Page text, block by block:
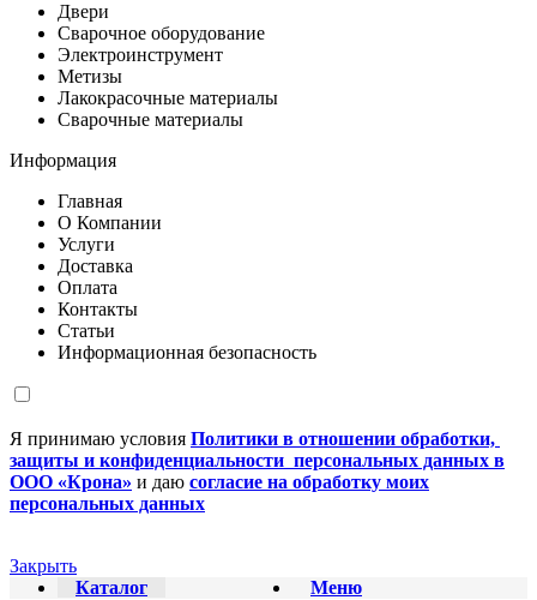
Двери
Сварочное оборудование
Электроинструмент
Метизы
Лакокрасочные материалы
Сварочные материалы
Информация
Главная
О Компании
Услуги
Доставка
Оплата
Контакты
Статьи
Информационная безопасность
Я принимаю условия Политики в отношении обработки,
защиты и конфиденциальности персональных данных в
ООО «Крона» и даю согласие на обработку моих
персональных данных
Закрыть
Меню
Каталог